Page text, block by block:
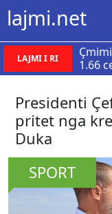
lajmi.net
LAJMI I RI
1.66
Presidenti
pritet nga
Duka
SPORT